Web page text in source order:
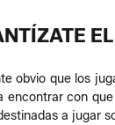
obvio que los
encontrar con
a jugar